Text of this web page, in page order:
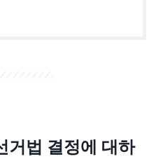
거법 결정에 대하